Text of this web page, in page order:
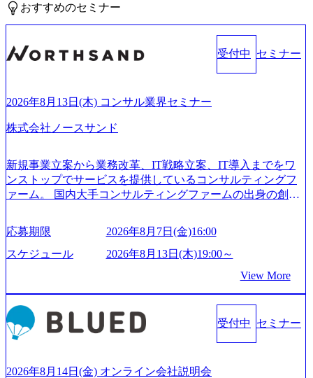
おすすめのセミナー
受付中 セミナー
2026年8月13日(木) コンサル業界セミナー
株式会社ノースサンド
新規事業立案から業務改革、IT戦略立案、IT導入までをワ
ンストップでサービスを提供しているコンサルティングフ
ァーム。 国内大手コンサルティングファームの出身の創業
もっと自由に誠実に提案できる会社をつくりたい」「胸を
張って会社が好きだと言えるような家族的な組織をつくり
たい」という想いで会社を設立 PwC・アクセンチュアとい
社出身者など、様々な経歴の社員が活躍しており、働きや
すく魅力的な環境が整っているため、定着率が高いことか
ら「働きがいのある会社」に4年連続ベストカンパニーに選
出されている。 残業時間は平均30時間程度 事業/IT戦略立案
や各種プロジェクトマネジメント、最先端テクノロジーの
をデザインする」というビジョンを掲げ、クライアント目
応募期限
2026年8月7日(金)16:00
スケジュール
2026年8月13日(木)19:00～
View More
受付中 セミナー
2026年8月14日(金) オンライン会社説明会